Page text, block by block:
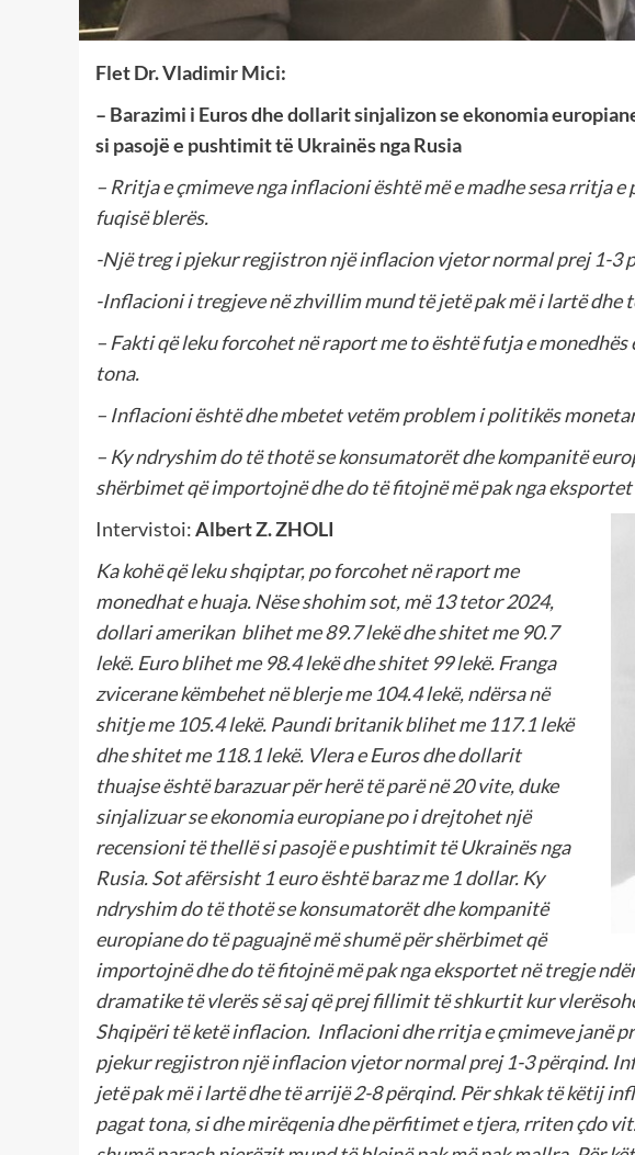
Flet Dr. Vladimir Mici:
– Barazimi i Euros dhe dollarit sinjalizon se ekonomia
si pasojë e pushtimit të Ukrainës nga Rusia
– Rritja e çmimeve nga inflacioni është më e madhe sesa rritja
fuqisë blerës.
-Një treg i pjekur regjistron një inflacion vjetor normal prej 1-3
-Inflacioni i tregjeve në zhvillim mund të jetë pak më i lartë dhe
– Fakti që leku forcohet në raport me to është futja e
tona.
– Inflacioni është dhe mbetet vetëm problem i politikës
– Ky ndryshim do të thotë se konsumatorët dhe kompanitë
shërbimet që importojnë dhe do të fitojnë më pak nga
Intervistoi:Albert Z. ZHOLI
Ka kohë që leku shqiptar, po forcohet në raport me
monedhat e huaja. Nëse shohim sot, më 13 tetor 2024,
dollari amerikan blihet me 89.7 lekë dhe shitet me 90.7
lekë. Euro blihet me 98.4 lekë dhe shitet 99 lekë. Franga
zvicerane këmbehet në blerje me 104.4 lekë, ndërsa në
shitje me 105.4 lekë. Paundi britanik blihet me 117.1 lekë
dhe shitet me 118.1 lekë. Vlera e Euros dhe dollarit
thuajse është barazuar për herë të parë në 20 vite, duke
sinjalizuar se ekonomia europiane po i drejtohet një
recensioni të thellë si pasojë e pushtimit të Ukrainës nga
Rusia. Sot afërsisht 1 euro është baraz me 1 dollar. Ky
ndryshim do të thotë se konsumatorët dhe kompanitë
europiane do të paguajnë më shumë për shërbimet që
importojnë dhe do të fitojnë më pak nga eksportet në tregje
dramatike të vlerës së saj që prej fillimit të shkurtit kur
Shqipëri të ketë inflacion. Inflacioni dhe rritja e çmimeve janë
pjekur regjistron një inflacion vjetor normal prej 1-3 përqind.
jetë pak më i lartë dhe të arrijë 2-8 përqind. Për shkak të këtij
pagat tona, si dhe mirëqenia dhe përfitimet e tjera, rriten çdo